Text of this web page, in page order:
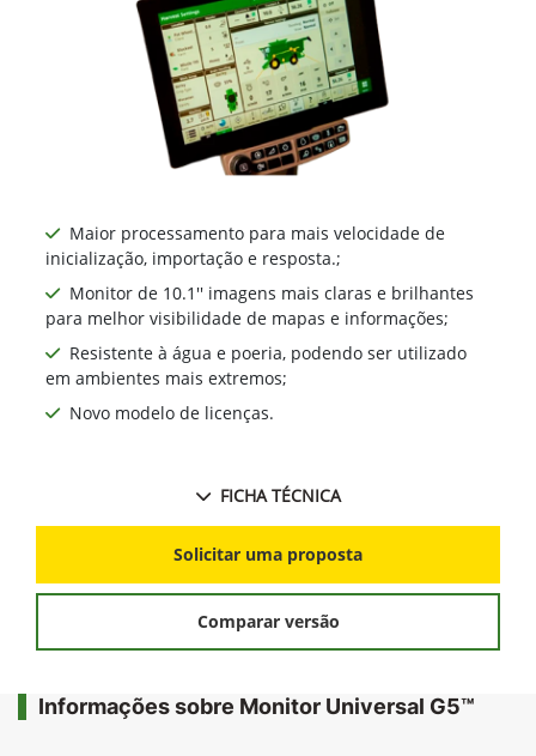
Maior processamento para mais velocidade de
inicialização, importação e resposta.;
Monitor de 10.1'' imagens mais claras e brilhantes
para melhor visibilidade de mapas e informações;
Resistente à água e poeria, podendo ser utilizado
em ambientes mais extremos;
Novo modelo de licenças.
FICHA TÉCNICA
Solicitar uma proposta
Comparar versão
Informações sobre Monitor Universal G5™